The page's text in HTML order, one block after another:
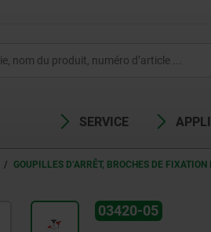
SERVICE
GOUPILLES D’ARRÊT, BROCHES DE FIXATION
03420-05